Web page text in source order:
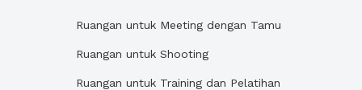
Ruangan untuk Meeting dengan Tamu
Ruangan untuk Shooting
Ruangan untuk Training dan Pelatihan